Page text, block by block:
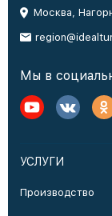
Москва,
Мы в
УСЛУГИ
Производство